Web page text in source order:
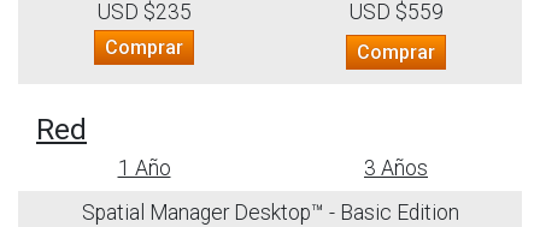
USD $235
Comprar
USD $559
Comprar
Red
1 Año
3 Años
Spatial Manager Desktop™ - Basic Edition